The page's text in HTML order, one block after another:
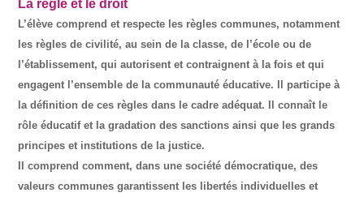
La règle et le droit
L’élève comprend et respecte les règles communes, notamment
les règles de civilité, au sein de la classe, de l’école ou de
l’établissement, qui autorisent et contraignent à la fois et qui
engagent l’ensemble de la communauté éducative. Il participe à
la définition de ces règles dans le cadre adéquat. Il connaît le
rôle éducatif et la gradation des sanctions ainsi que les grands
principes et institutions de la justice.
Il comprend comment, dans une société démocratique, des
valeurs communes garantissent les libertés individuelles et